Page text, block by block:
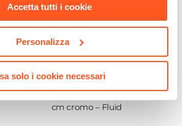
Accetta tutti i cookie
Personalizza
solo i cookie necessari
Fori
in ottone
CODICE:
Set incasso doccia
termostatico con deviatore
cm cromo – Fluid